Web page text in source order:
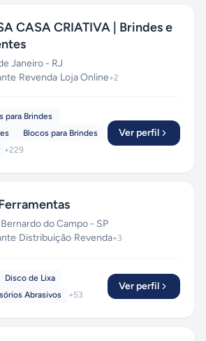
CASA CRIATIVA | Brindes e
Janeiro - RJ
·Revenda·Loja Online+2
para Brindes
Blocos para Brindes
+229
Ver perfil
do Campo - SP
·Distribuição·Revenda+3
Disco de Lixa
Abrasivos +53
Ver perfil